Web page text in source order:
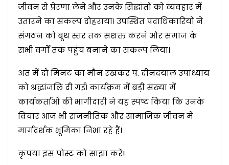
जीवन से प्रेरणा लेने और उनके सिद्धांतों को व्यवहार में
उतारने का संकल्प दोहराया। उपस्थित पदाधिकारियों ने
संगठन को बूथ स्तर तक सशक्त करने और समाज के
सभी वर्गों तक पहुंच बनाने का संकल्प लिया।
अंत में दो मिनट का मौन रखकर पं. दीनदयाल उपाध्याय
को श्रद्धांजलि दी गई। कार्यक्रम में बड़ी संख्या में
कार्यकर्ताओं की भागीदारी ने यह स्पष्ट किया कि उनके
विचार आज भी राजनीतिक और सामाजिक जीवन में
मार्गदर्शक भूमिका निभा रहे हैं।
कृपया इस पोस्ट को साझा करें!